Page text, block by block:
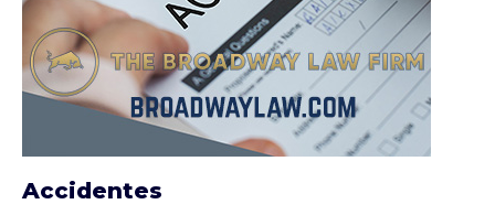
Accidentes